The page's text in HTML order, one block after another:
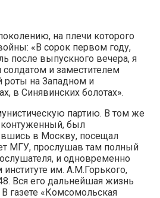
на плечи которого
«В сорок первом году,
после выпускного вечера, я
и заместителем
роты на Западном и
в Синявинских болотах».
партию. В том же
контуженный, был
в Москву, посещал
МГУ, прослушав там полный
и одновременно
им. А.М.Горького,
Вся его дальнейшая жизнь
В газете «Комсомольская